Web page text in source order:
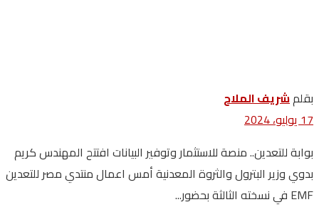
بقلم‬شريف الملاح
17 يوليو، 2024
بوابة للتعدين.. منصة للاستثمار وتوفير البيانات افتتح المهندس كريم
بدوي وزير البترول والثروة المعدنية أمس اعمال منتدي مصر للتعدين
EMF في نسخته الثالثة بحضور...